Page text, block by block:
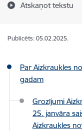
Atskaņot tekstu
Publicēts: 05.02.2025.
Par Aizkraukles
gadam
Grozījumi
25. janvāra
Aizkraukles